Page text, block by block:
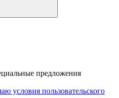
предложения
условия пользовательского